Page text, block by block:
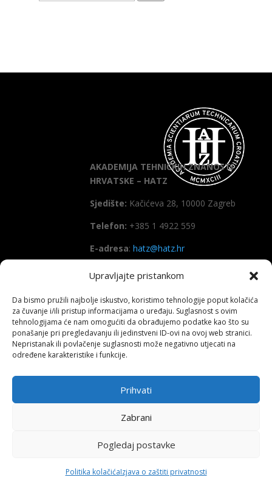
Upravljajte pristankom
Da bismo pružili najbolje iskustvo, koristimo tehnologije poput kolačića
za čuvanje i/ili pristup informacijama o uređaju. Suglasnost s ovim
tehnologijama će nam omogućiti da obrađujemo podatke kao što su
ponašanje pri pregledavanju ili jedinstveni ID-ovi na ovoj web stranici.
Nepristanak ili povlačenje suglasnosti može negativno utjecati na
određene karakteristike i funkcije.
Prihvati
Zabrani
Pogledaj postavke
Politika kolačićaIzjava o zaštiti privatnosti
AKADEMIJA TEHNIČKIH ZNANOSTI
HRVATSKE – HATZ
Sjedište: Kačićeva 28, 10000 Zagreb
Telefon: +385 1 4922 559
E-adresa: hatz@hatz.hr
OIB: 89465386965
IBAN HR7923600001101573628
(Zagrebačka banka d.d)
SWIFT: ZABAHR2X